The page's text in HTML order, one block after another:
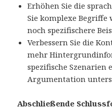
Erhöhen Sie die
Sie komplexe
noch spezifischere
Verbessern Sie die
mehr
spezifische Szenarien
Argumentation
Abschließende